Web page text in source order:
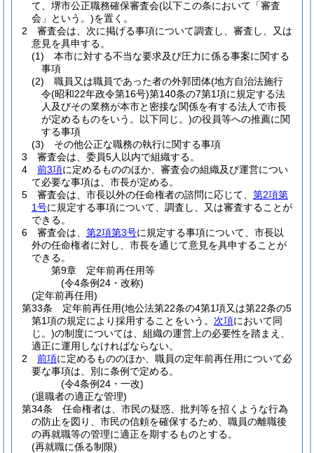
て、堺市公正職務確保審査会(以下この条において「審査
会」という。)を置く。
2
審査会は、次に掲げる事項について調査し、審査し、又は
意見を具申する。
(1)
本市に対する不当な要求及び圧力に係る事案に関する
事項
(2)
職員又は職員であった者の外郭団体(地方自治法施行
令(昭和22年政令第16号)第140条の7第1項に規定する法
人及びその業務が本市と密接な関係を有する法人で市長
が定めるものをいう。以下同じ。)の役員等への推薦に関
する事項
(3)
その他公正な職務の執行に関する事項
3
審査会は、委員5人以内で組織する。
4
前3項に定めるもののほか、審査会の組織及び運営につい
て必要な事項は、市長が定める。
5
審査会は、市長以外の任命権者の諮問に応じて、 第2項第
1号に規定する事項について、調査し、又は審査することが
できる。
6
審査会は、 第2項第3号に規定する事項について、市長以
外の任命権者に対し、市長を通じて意見を具申することが
できる。
第9章
定年前再任用等
(令4条例24・改称)
(定年前再任用)
第33条
定年前再任用(地公法第22条の4第1項又は第22条の5
第1項の規定により採用することをいう。 次項において同
じ。)の制度については、組織の運営上の必要性を踏まえ、
適正に運用しなければならない。
2
前項に定めるもののほか、職員の定年前再任用について必
要な事項は、別に条例で定める。
(令4条例24・一改)
(退職者の適正な管理)
第34条
任命権者は、市民の疑惑、批判等を招くような行為
の防止を図り、市民の信頼を確保するため、職員の離職後
の再就職等の管理に適正を期するものとする。
(再就職に係る制限)